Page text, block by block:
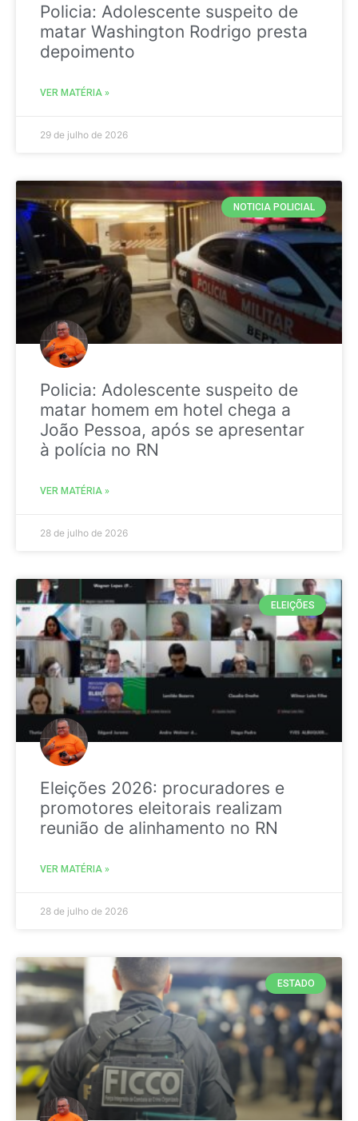
Policia: Adolescente suspeito de
matar Washington Rodrigo presta
depoimento
VER MATÉRIA »
29 de julho de 2026
NOTICIA POLICIAL
Policia: Adolescente suspeito de
matar homem em hotel chega a
João Pessoa, após se apresentar
à polícia no RN
VER MATÉRIA »
28 de julho de 2026
ELEIÇÕES
Eleições 2026: procuradores e
promotores eleitorais realizam
reunião de alinhamento no RN
VER MATÉRIA »
28 de julho de 2026
ESTADO